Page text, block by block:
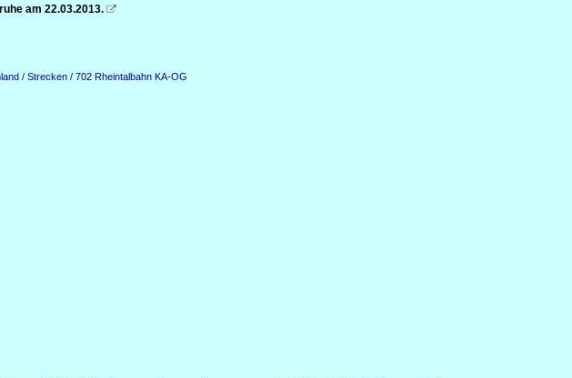
am 22.03.2013. 
/ Strecken / 702 Rheintalbahn KA-OG